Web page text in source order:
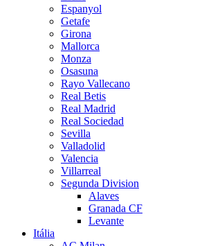
Espanyol
Getafe
Girona
Mallorca
Monza
Osasuna
Rayo Vallecano
Real Betis
Real Madrid
Real Sociedad
Sevilla
Valladolid
Valencia
Villarreal
Segunda Division
Alaves
Granada CF
Levante
Itália